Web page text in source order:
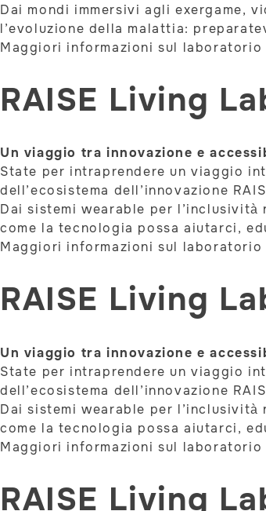
Dai mondi immersivi agli exergame,
l’evoluzione della malattia:
Maggiori informazioni sul
RAISE Living
Un viaggio tra innovazione e
State per intraprendere un viaggio
dell’ecosistema dell’innovazione
Dai sistemi wearable per
come la tecnologia possa aiutarci,
Maggiori informazioni sul
RAISE Living
Un viaggio tra innovazione e
State per intraprendere un viaggio
dell’ecosistema dell’innovazione
Dai sistemi wearable per
come la tecnologia possa aiutarci,
Maggiori informazioni sul
RAISE Living